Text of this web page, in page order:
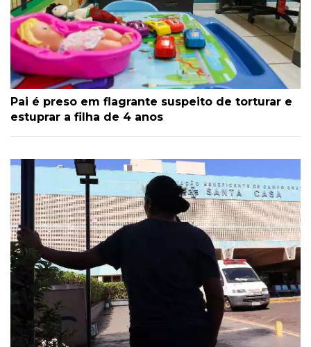
Pai é preso em flagrante suspeito de torturar e
estuprar a filha de 4 anos